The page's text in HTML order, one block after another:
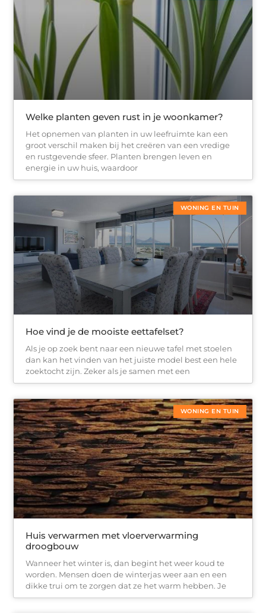
Welke planten geven rust in je woonkamer?
Het opnemen van planten in uw leefruimte kan een
groot verschil maken bij het creëren van een vredige
en rustgevende sfeer. Planten brengen leven en
energie in uw huis, waardoor
WONING EN TUIN
Hoe vind je de mooiste eettafelset?
Als je op zoek bent naar een nieuwe tafel met stoelen
dan kan het vinden van het juiste model best een hele
zoektocht zijn. Zeker als je samen met een
WONING EN TUIN
Huis verwarmen met vloerverwarming
droogbouw
Wanneer het winter is, dan begint het weer koud te
worden. Mensen doen de winterjas weer aan en een
dikke trui om te zorgen dat ze het warm hebben. Je